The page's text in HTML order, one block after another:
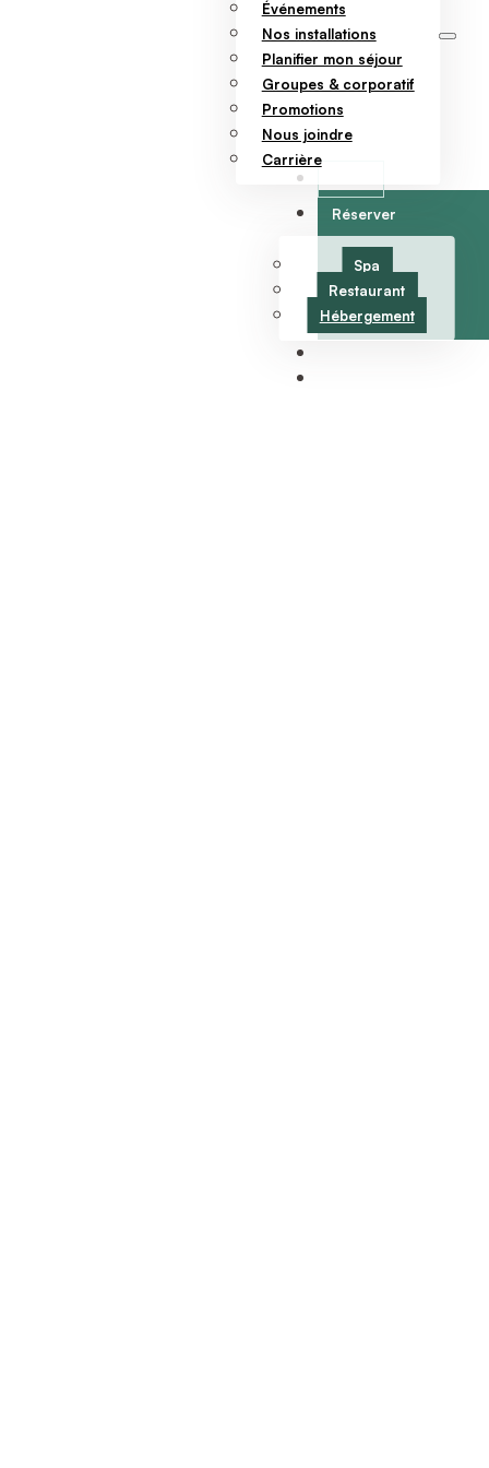
Événements
Nos installations
Planifier mon séjour
Groupes & corporatif
Promotions
Nous joindre
Carrière
Réserver
Spa
Restaurant
Hébergement